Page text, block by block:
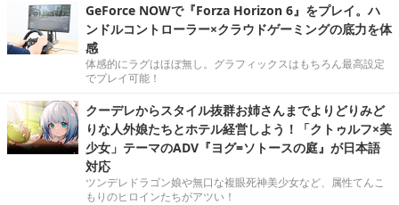
GeForce NOWで『Forza Horizon 6』をプレイ。ハ
ンドルコントローラー×クラウドゲーミングの底力を体
感
体感的にラグはほぼ無し。グラフィックスはもちろん最高設定
でプレイ可能！
クーデレからスタイル抜群お姉さんまでよりどりみど
りな人外娘たちとホテル経営しよう！「クトゥルフ×美
少女」テーマのADV『ヨグ=ソトースの庭』が日本語
対応
ツンデレドラゴン娘や無口な複眼死神美少女など、属性てんこ
もりのヒロインたちがアツい！